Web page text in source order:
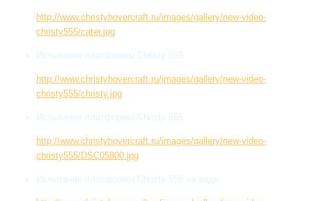
http://www.christyhovercraft.ru/images/gallery/new-video-
christy555/cater.jpg
Испытания платформы Christy 555
http://www.christyhovercraft.ru/images/gallery/new-video-
christy555/christy.jpg
Испытание платформы Christy 555
http://www.christyhovercraft.ru/images/gallery/new-video-
christy555/DSC05800.jpg
Испытание платформы Christy 555 на воде